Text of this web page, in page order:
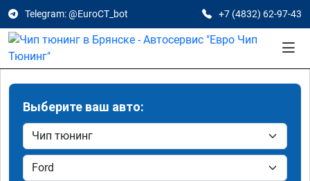
Telegram: @EuroCT_bot +7 (4832) 62-97-43
Выберите ваш авто: